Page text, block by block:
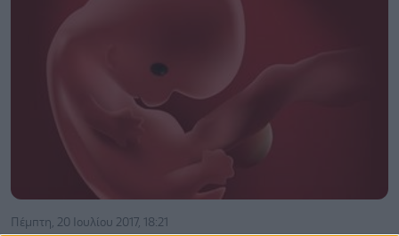
Πέμπτη, 20 Ιουλίου 2017, 18:21